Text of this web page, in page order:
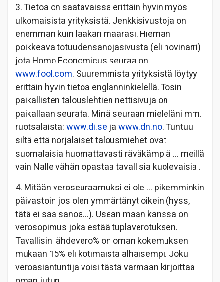
3. Tietoa on saatavaissa erittäin hyvin myös
ulkomaisista yrityksistä. Jenkkisivustoja on
enemmän kuin lääkäri määräsi. Hieman
poikkeava totuudensanojasivusta (eli hovinarri)
jota Homo Economicus seuraa on
www.fool.com. Suuremmista yrityksistä löytyy
erittäin hyvin tietoa englanninkielellä. Tosin
paikallisten talouslehtien nettisivuja on
paikallaan seurata. Minä seuraan mieleläni mm.
ruotsalaista:www.di.se jawww.dn.no. Tuntuu
siltä että norjalaiset talousmiehet ovat
suomalaisia huomattavasti räväkämpiä … meillä
vain Nalle vähän opastaa tavallisia kuolevaisia .
4. Mitään veroseuraamuksi ei ole … pikemminkin
päivastoin jos olen ymmärtänyt oikein (hyss,
tätä ei saa sanoa…). Usean maan kanssa on
verosopimus joka estää tuplaverotuksen.
Tavallisin lähdevero% on oman kokemuksen
mukaan 15% eli kotimaista alhaisempi. Joku
veroasiantuntija voisi tästä varmaan kirjoittaa